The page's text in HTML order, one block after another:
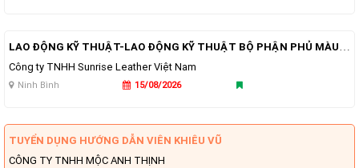
LAO ĐỘNG KỸ THUẬT-LAO ĐỘNG KỸ THUẬT BỘ PHẬN PHỦ MÀU VÀ TRANG TRÍ DA
Công ty TNHH Sunrise Leather Việt Nam
Ninh Bình 15/08/2026
TUYỂN DỤNG HƯỚNG DẪN VIÊN KHIÊU VŨ
CÔNG TY TNHH MỘC ANH THỊNH